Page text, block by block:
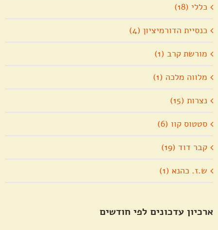
כללי (18)
כנסיית הדורמיציון (4)
מורשת קרב (1)
מלווה מלכה (1)
נצרות (15)
סטטוס קוו (6)
קבר דוד (19)
ש.ז. כהנא (1)
ארכיון עדכונים לפי חודשים